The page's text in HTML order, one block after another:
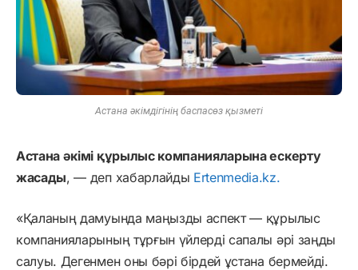
Астана әкімдігінің баспасөз қызметі
Астана әкімі құрылыс компанияларына ескерту
жасады, — деп хабарлайды Ertenmedia.kz.
«Қаланың дамуында маңызды аспект — құрылыс
компанияларының тұрғын үйлерді сапалы әрі заңды
салуы. Дегенмен оны бәрі бірдей ұстана бермейді.